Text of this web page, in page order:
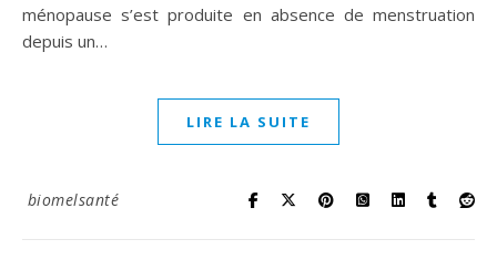
ménopause s’est produite en absence de menstruation
depuis un…
LIRE LA SUITE
biomelsanté